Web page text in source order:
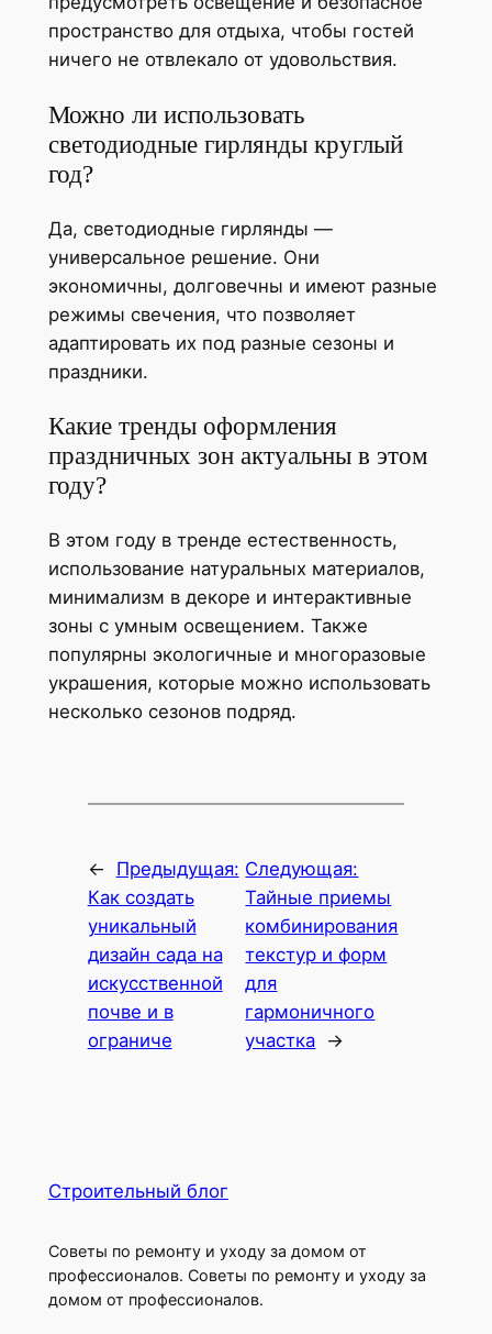
пространство для отдыха, чтобы гостей
ничего не отвлекало от удовольствия.
Можно ли использовать
светодиодные гирлянды круглый
год?
Да, светодиодные гирлянды —
универсальное решение. Они
экономичны, долговечны и имеют разные
режимы свечения, что позволяет
адаптировать их под разные сезоны и
праздники.
Какие тренды оформления
праздничных зон актуальны в этом
году?
В этом году в тренде естественность,
использование натуральных материалов,
минимализм в декоре и интерактивные
зоны с умным освещением. Также
популярны экологичные и многоразовые
украшения, которые можно использовать
несколько сезонов подряд.
←
Предыдущая:
Как создать
уникальный
дизайн сада на
искусственной
почве и в
ограниче
Следующая:
Тайные приемы
комбинирования
текстур и форм
для
гармоничного
участка →
Строительный блог
Советы по ремонту и уходу за домом от
профессионалов. Советы по ремонту и уходу за
домом от профессионалов.